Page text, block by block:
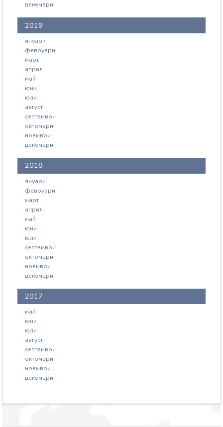
декември
2019
януари
февруари
март
април
май
юни
юли
август
септември
октомври
ноември
декември
2018
януари
февруари
март
април
май
юни
юли
септември
октомври
ноември
декември
2017
май
юни
юли
август
септември
октомври
ноември
декември